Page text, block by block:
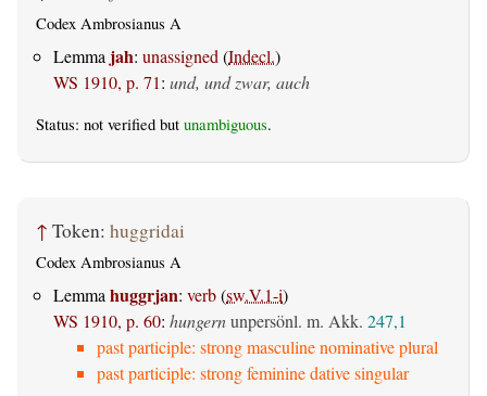
Codex Ambrosianus A
Lemma jah: unassigned (Indecl.)
WS 1910, p. 71: und, und zwar, auch
Status: not verified but unambiguous.
↑ Token: huggridai
Codex Ambrosianus A
Lemmahuggrjan: verb(sw.V.1-i)
WS 1910, p. 60: hungernunpersönl. m. Akk. 247,1
past participle: strong masculine nominative plural
past participle: strong feminine dative singular